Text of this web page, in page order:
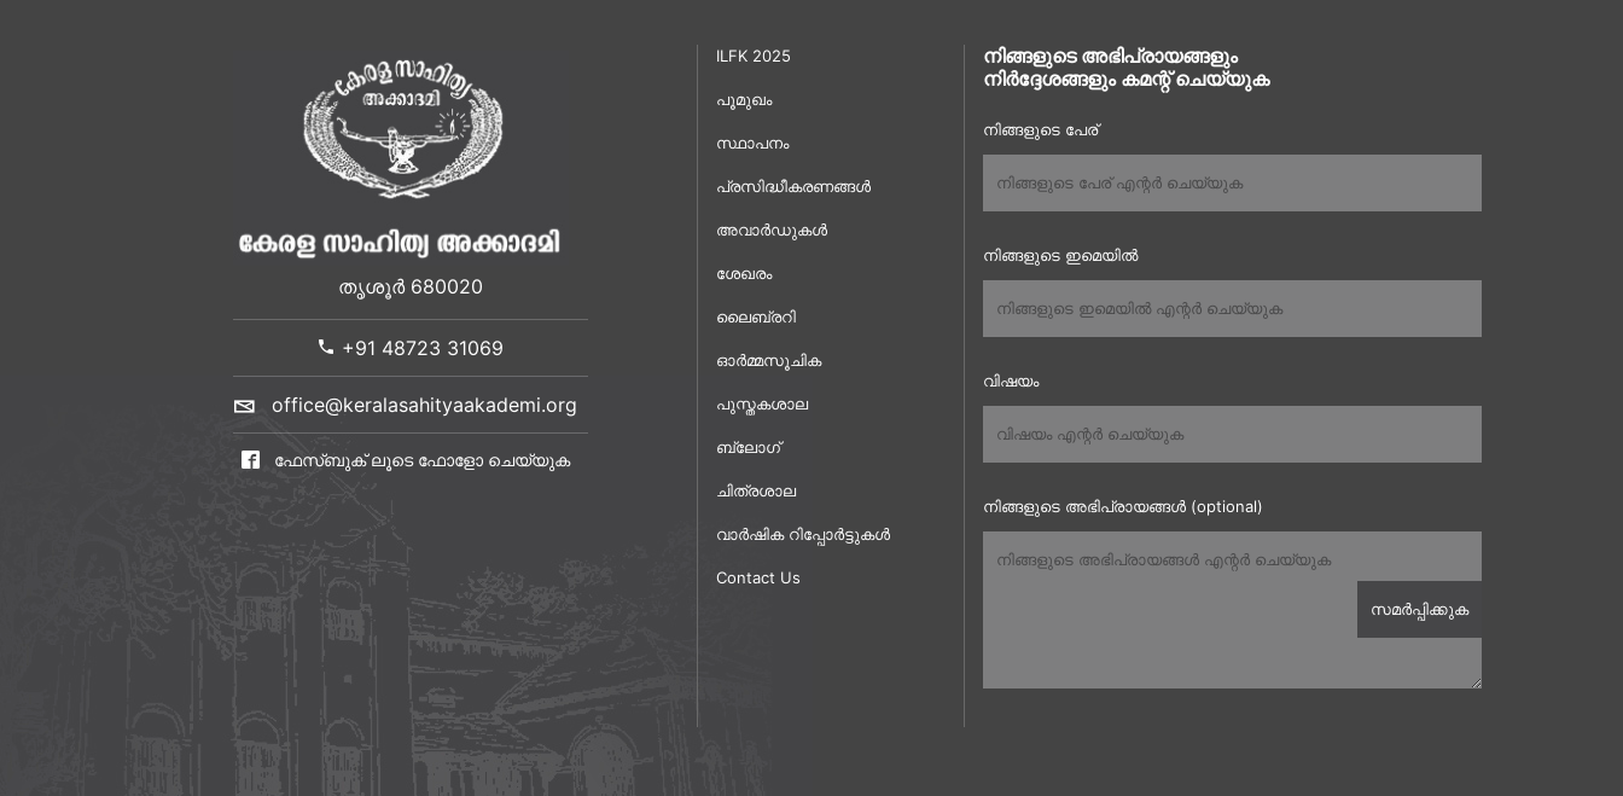
തൃശൂർ 680020
+91 48723 31069
office@keralasahityaakademi.org
ഫേസ്ബുക് ലൂടെ ഫോളോ ചെയ്യുക
ILFK 2025
പൂമുഖം
സ്ഥാപനം
പ്രസിദ്ധീകരണങ്ങൾ
അവാർഡുകൾ
ശേഖരം
ലൈബ്രറി
ഓർമ്മസൂചിക
പുസ്തകശാല
ബ്ലോഗ്
ചിത്രശാല
വാർഷിക റിപ്പോർട്ടുകൾ
Contact Us
നിങ്ങളുടെ അഭിപ്രായങ്ങളും
നിർദ്ദേശങ്ങളും കമന്റ് ചെയ്യുക
നിങ്ങളുടെ പേര്
നിങ്ങളുടെ ഇമെയിൽ
വിഷയം
നിങ്ങളുടെ അഭിപ്രായങ്ങൾ (optional)